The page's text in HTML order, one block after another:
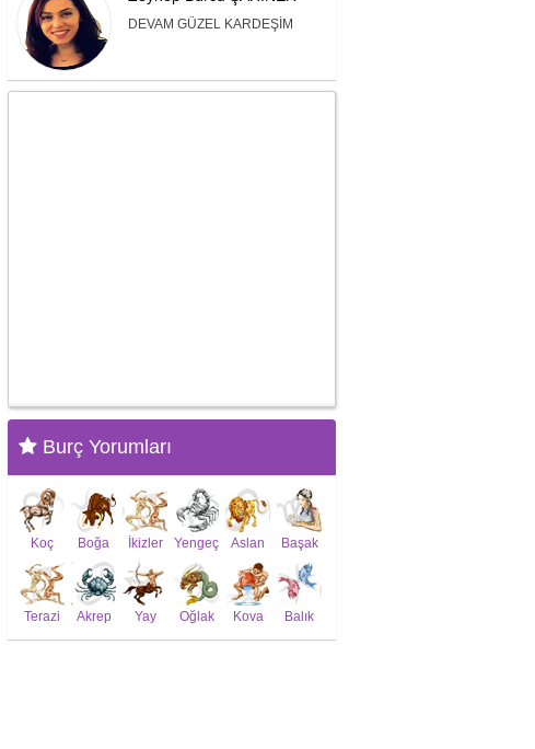
DEVAM GÜZEL KARDEŞİM
Burç Yorumları
Koç Boğa İkizler Yengeç Aslan Başak
Terazi Akrep Yay Oğlak Kova Balık